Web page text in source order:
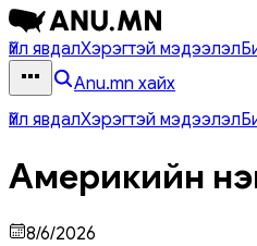
Үйл явдалХэрэгтэй мэдээлэл
Anu.mn хайх
Үйл явдалХэрэгтэй мэдээлэл
Америкийн
8/6/2026